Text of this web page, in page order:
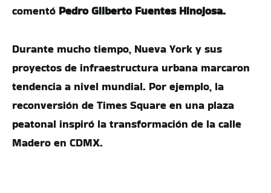
comentó Pedro Gilberto Fuentes Hinojosa.
Durante mucho tiempo, Nueva York y sus
proyectos de infraestructura urbana marcaron
tendencia a nivel mundial. Por ejemplo, la
reconversión de Times Square en una plaza
peatonal inspiró la transformación de la calle
Madero en CDMX.